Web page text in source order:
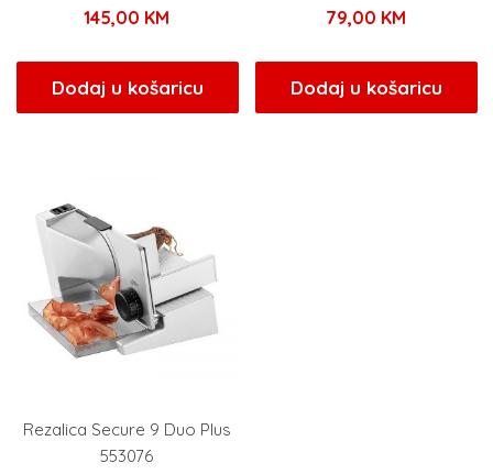
145,00 KM
Dodaj u košaricu
79,00 KM
Dodaj u košaricu
Rezalica Secure 9 Duo Plus
553076